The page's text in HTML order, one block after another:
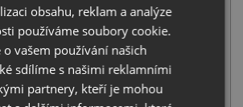
nerez kartáčovaný 513306
obsahu, reklam a analýze
používáme soubory cookie.
o vašem používání našich
sdílíme s našimi reklamními
partnery, kteří je mohou